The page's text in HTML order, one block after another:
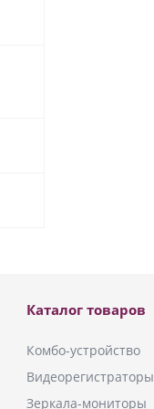
Каталог товаров
Комбо-устройство
Видеорегистраторы
Зеркала-мониторы